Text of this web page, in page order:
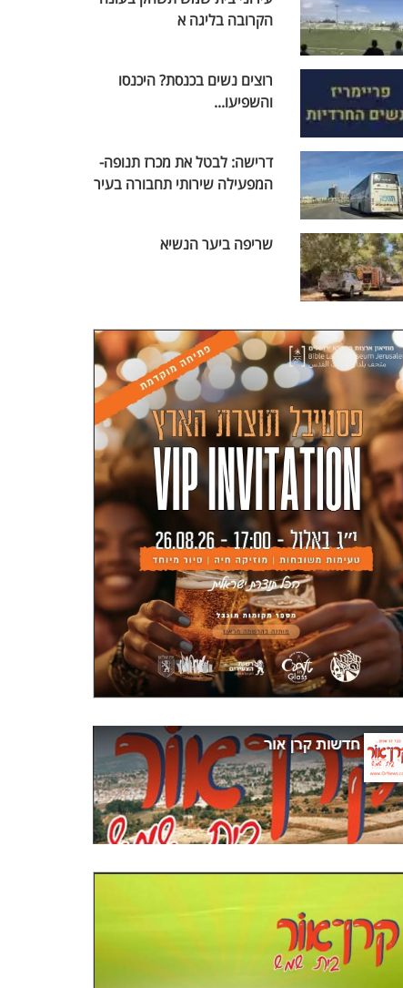
הקרובה בליגה א
רוצים נשים בכנסת? היכנסו
והשפיעו...
דרישה: לבטל את מכרז תנופה-
המפעילה שירותי תחבורה בעיר
שריפה ביער הנשיא